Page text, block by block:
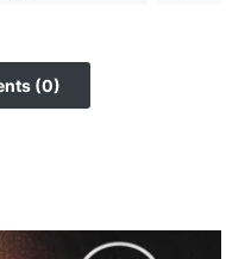
(0)